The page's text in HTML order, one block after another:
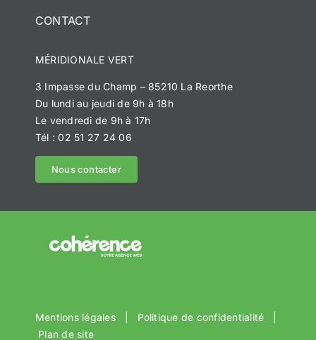
Notre histoire
Méridionale Services
Méridionale Environnement
Réalisations
Devis personnalisé
CONTACT
MÉRIDIONALE VERT
3 Impasse du Champ – 85210 La Reorthe
Du lundi au jeudi de 9h à 18h
Le vendredi de 9h à 17h
Tél : 02 51 27 24 06
Nous contacter
Mentions légales| Politique de confidentialité
Plan de site